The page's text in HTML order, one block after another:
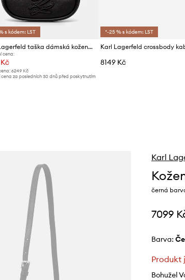
s kódem: LST
Karl Lagerfeld taška dámská kožená K/AUTOGRAPH
cena:
6249 Kč
cena za posledních 30 dnů před poskytnutím
*-25 % s kódem: LST
8149 Kč
Karl
černá
7099
Barva:
Produkt
Bohužel